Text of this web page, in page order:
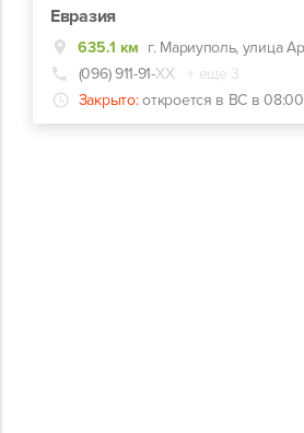
Евразия
635.1 км
(096) 911-91-ХХ
+ еще 3
Закрыто: откроется в ВС в 08:00